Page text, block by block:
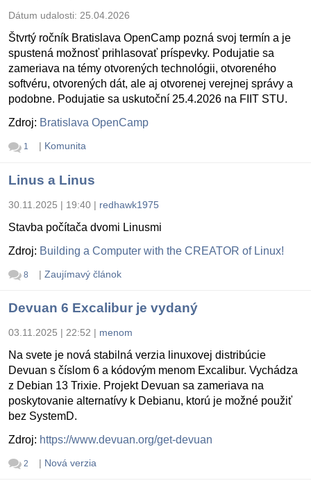
Dátum udalosti: 25.04.2026
Štvrtý ročník Bratislava OpenCamp pozná svoj termín a je
spustená možnosť prihlasovať príspevky. Podujatie sa
zameriava na témy otvorených technológii, otvoreného
softvéru, otvorených dát, ale aj otvorenej verejnej správy a
podobne. Podujatie sa uskutoční 25.4.2026 na FIIT STU.
Zdroj: Bratislava OpenCamp
1 | Komunita
Linus a Linus
30.11.2025 | 19:40 | redhawk1975
Stavba počítača dvomi Linusmi
Zdroj: Building a Computer with the CREATOR of Linux!
8 | Zaujímavý článok
Devuan 6 Excalibur je vydaný
03.11.2025 | 22:52 | menom
Na svete je nová stabilná verzia linuxovej distribúcie
Devuan s číslom 6 a kódovým menom Excalibur. Vychádza
z Debian 13 Trixie. Projekt Devuan sa zameriava na
poskytovanie alternatívy k Debianu, ktorú je možné použiť
bez SystemD.
Zdroj: https://www.devuan.org/get-devuan
2 | Nová verzia